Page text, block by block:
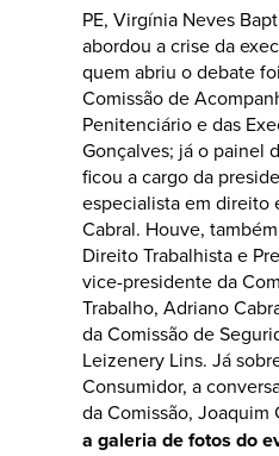
PE, Virgínia Neves
abordou a crise da
quem abriu o debate
Comissão de
Penitenciário e das
Gonçalves; já o painel
ficou a cargo da
especialista em direito
Cabral. Houve,
Direito Trabalhista e
vice-presidente da
Trabalho, Adriano
da Comissão de
Leizenery Lins. Já
Consumidor, a
da Comissão, Joaquim
a galeria de fotos do